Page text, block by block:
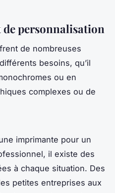
personnalisation
de nombreuses
besoins, qu’il
ou en
complexes ou de
imprimante pour un
il existe des
à chaque situation. Des
petites entreprises aux